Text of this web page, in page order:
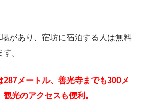
があり、宿坊に宿泊する人は無料
。
287メートル、善光寺までも300メ
光のアクセスも便利。